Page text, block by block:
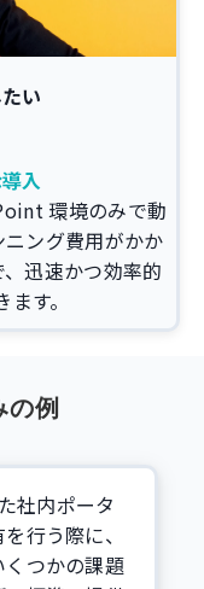
い
入
環境のみで動
ング費用がかか
迅速かつ効率的
す。
の例
社内ポータ
行う際に、
くつかの課題